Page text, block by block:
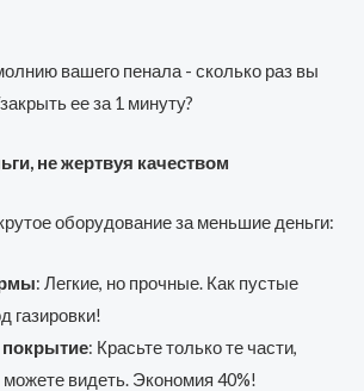
вашего пенала - сколько раз вы
ее за 1 минуту?
не жертвуя качеством
оборудование за меньшие деньги:
: Легкие, но прочные. Как пустые
газировки!
: Красьте только те части,
видеть. Экономия 40%!